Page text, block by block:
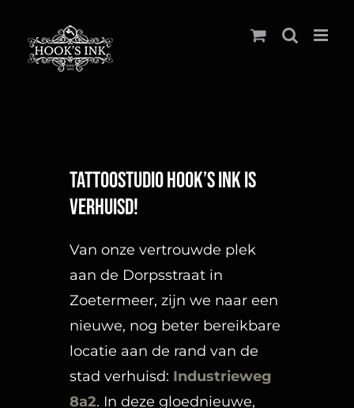
naar
inhoud
Tattoostudio Hook’s Ink is
verhuisd!
Van onze vertrouwde plek
aan de Dorpsstraat in
Zoetermeer, zijn we naar een
nieuwe, nog beter bereikbare
locatie aan de rand van de
stad verhuisd: Industrieweg
8a2. In deze gloednieuwe,